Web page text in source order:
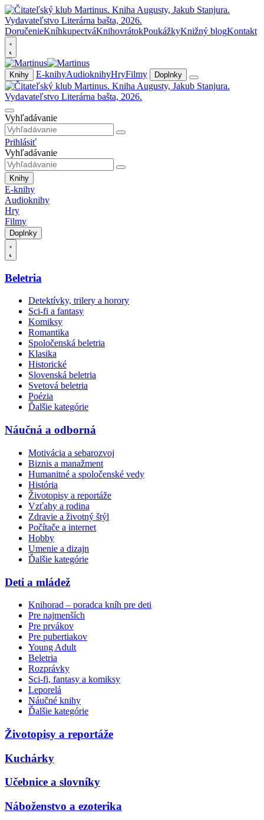
DoručenieKníhkupectváKnihovrátokPoukážkyKnižný blogKontakt
Knihy E-knihyAudioknihyHryFilmy Doplnky
Vyhľadávanie
Prihlásiť
Vyhľadávanie
Knihy
E-knihy
Audioknihy
Hry
Filmy
Doplnky
Beletria
Detektívky, trilery a horory
Sci-fi a fantasy
Komiksy
Romantika
Spoločenská beletria
Klasika
Historické
Slovenská beletria
Svetová beletria
Poézia
Ďalšie kategórie
Náučná a odborná
Motivácia a sebarozvoj
Biznis a manažment
Humanitné a spoločenské vedy
História
Životopisy a reportáže
Vzťahy a rodina
Zdravie a životný štýl
Počítače a internet
Hobby
Umenie a dizajn
Ďalšie kategórie
Deti a mládež
Knihorad – poradca kníh pre deti
Pre najmenších
Pre prvákov
Pre pubertiakov
Young Adult
Beletria
Rozprávky
Sci-fi, fantasy a komiksy
Leporelá
Náučné knihy
Ďalšie kategórie
Životopisy a reportáže
Kuchárky
Učebnice a slovníky
Náboženstvo a ezoterika